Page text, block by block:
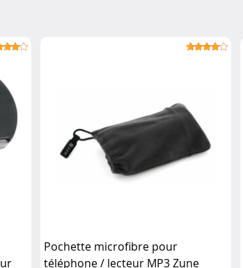
Pochette microfibre pour
téléphone / lecteur MP3 Zune